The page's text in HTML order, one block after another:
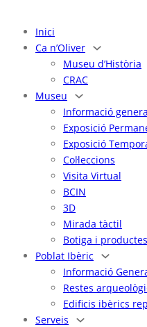
Inici
Ca n’Oliver
Museu d’Història
CRAC
Museu
Informació
Exposició
Exposició
Col·leccions
Visita Virtual
BCIN
3D
Mirada tàctil
Botiga i productes
Poblat Ibèric
Informació
Restes
Edificis ibèrics
Serveis